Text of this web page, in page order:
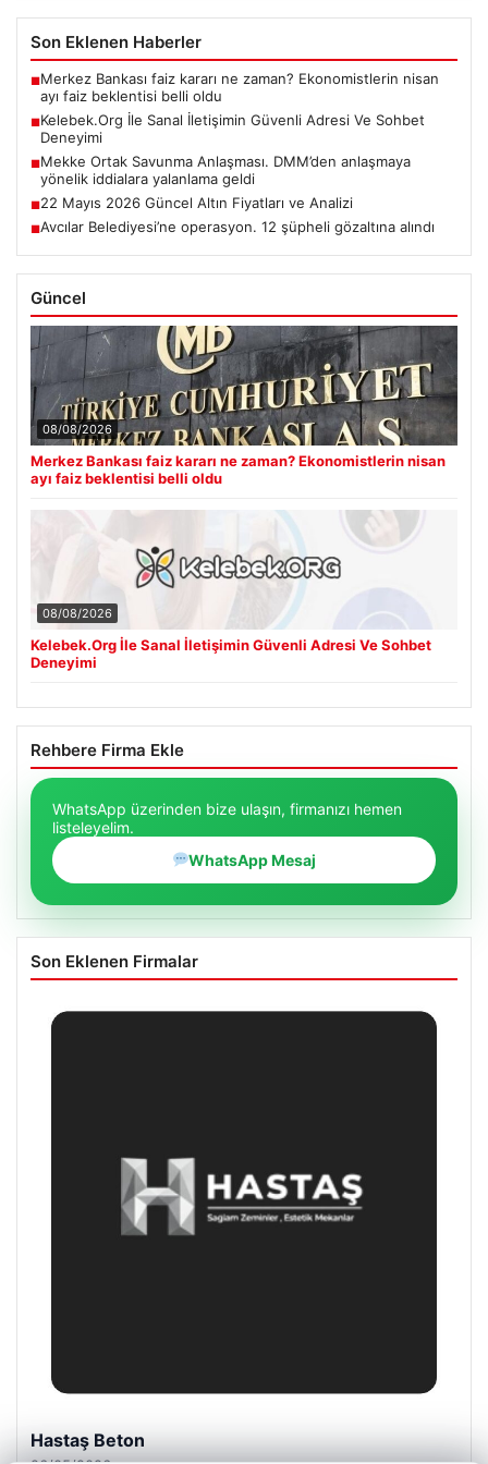
Son Eklenen Haberler
■Merkez Bankası faiz kararı ne zaman? Ekonomistlerin nisan
ayı faiz beklentisi belli oldu
■Kelebek.Org İle Sanal İletişimin Güvenli Adresi Ve Sohbet
Deneyimi
■Mekke Ortak Savunma Anlaşması. DMM’den anlaşmaya
yönelik iddialara yalanlama geldi
■22 Mayıs 2026 Güncel Altın Fiyatları ve Analizi
■Avcılar Belediyesi’ne operasyon. 12 şüpheli gözaltına alındı
Güncel
08/08/2026
Merkez Bankası faiz kararı ne zaman? Ekonomistlerin nisan
ayı faiz beklentisi belli oldu
08/08/2026
Kelebek.Org İle Sanal İletişimin Güvenli Adresi Ve Sohbet
Deneyimi
Rehbere Firma Ekle
WhatsApp üzerinden bize ulaşın, firmanızı hemen
listeleyelim.
WhatsApp Mesaj
Son Eklenen Firmalar
Enes Kaplan Avukatlık Bürosu